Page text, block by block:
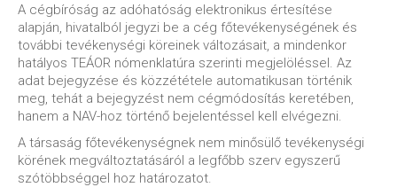
A cégbíróság az adóhatóság elektronikus értesítése
alapján, hivatalból jegyzi be a cég főtevékenységének és
további tevékenységi köreinek változásait, a mindenkor
hatályos TEÁOR nómenklatúra szerinti megjelöléssel. Az
adat bejegyzése és közzététele automatikusan történik
meg, tehát a bejegyzést nem cégmódosítás keretében,
hanem a NAV-hoz történő bejelentéssel kell elvégezni.
A társaság főtevékenységnek nem minősülő tevékenységi
körének megváltoztatásáról a legfőbb szerv egyszerű
szótöbbséggel hoz határozatot.